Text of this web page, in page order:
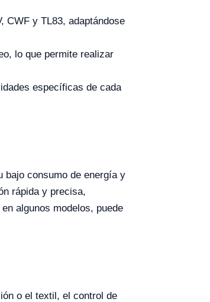
CWF y TL83, adaptándose
lo que permite realizar
específicas de cada
bajo consumo de energía y
rápida y precisa,
algunos modelos, puede
o el textil, el control de